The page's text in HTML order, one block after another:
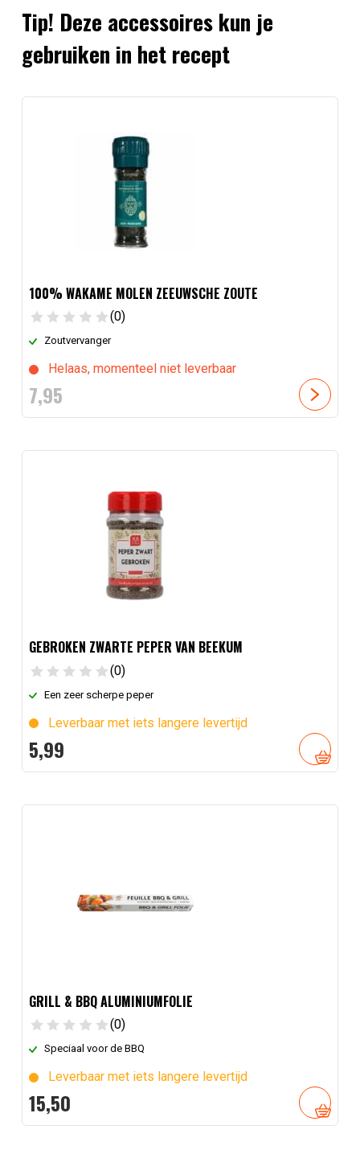
Tip! Deze accessoires kun je
gebruiken in het recept
100% WAKAME MOLEN ZEEUWSCHE ZOUTE
(0)
Zoutvervanger
Helaas, momenteel niet leverbaar
7,95
GEBROKEN ZWARTE PEPER VAN BEEKUM
(0)
Een zeer scherpe peper
Leverbaar met iets langere levertijd
5,99
GRILL & BBQ ALUMINIUMFOLIE
(0)
Speciaal voor de BBQ
Leverbaar met iets langere levertijd
15,50